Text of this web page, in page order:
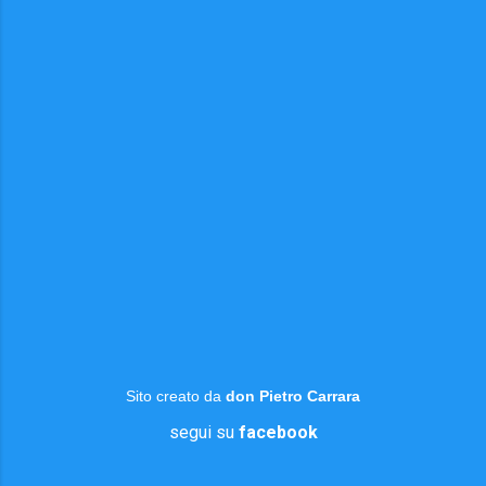
Sito creato da don Pietro Carrara
segui su facebook